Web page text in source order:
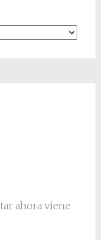
ahora viene